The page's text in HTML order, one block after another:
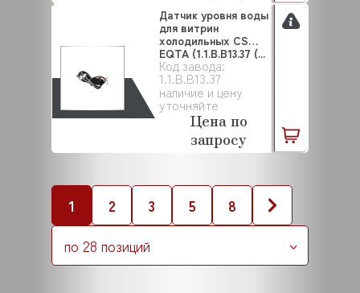
Код завода:
1.1.B.B13.37
наличие и цену
уточняйте
Датчик уровня воды
для витрин
холодильных CS
EQTA (1.1.B.B13.37 (...
Цена по
запросу
1 2 3 5
8
по 28 позиций